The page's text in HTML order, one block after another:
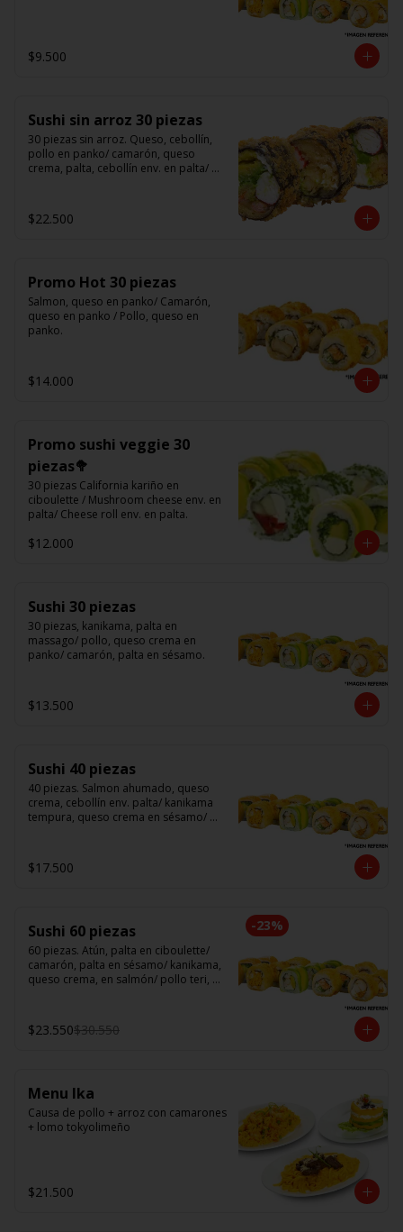
$9.500
Sushi sin arroz 30 piezas
30 piezas sin arroz. Queso, cebollín,
pollo en panko/ camarón, queso
crema, palta, cebollín env. en palta/
(Foto referencial)
$22.500
Promo Hot 30 piezas
Salmon, queso en panko/ Camarón,
queso en panko / Pollo, queso en
panko.
$14.000
Promo sushi veggie 30
piezas🥦
30 piezas California kariño en
ciboulette / Mushroom cheese env. en
palta/ Cheese roll env. en palta.
$12.000
Sushi 30 piezas
30 piezas, kanikama, palta en
massago/ pollo, queso crema en
panko/ camarón, palta en sésamo.
$13.500
Sushi 40 piezas
40 piezas. Salmon ahumado, queso
crema, cebollín env. palta/ kanikama
tempura, queso crema en sésamo/
$17.500
-23%
Sushi 60 piezas
60 piezas. Atún, palta en ciboulette/
camarón, palta en sésamo/ kanikama,
queso crema, en salmón/ pollo teri,
panko/ camarón, queso crema, en
panko.
$23.550$30.550
Menu Ika
Causa de pollo + arroz con camarones
+ lomo tokyolimeño
$21.500